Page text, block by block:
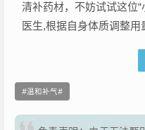
清补药材，不妨试试这位
医生,根据自身体质调整用
温和补气